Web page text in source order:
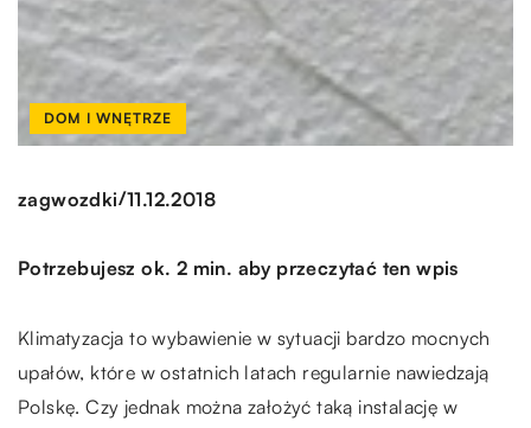
DOM I WNĘTRZE
zagwozdki/11.12.2018
Potrzebujesz ok. 2 min. aby przeczytać ten wpis
Klimatyzacja to wybawienie w sytuacji bardzo mocnych
upałów, które w ostatnich latach regularnie nawiedzają
Polskę. Czy jednak można założyć taką instalację w